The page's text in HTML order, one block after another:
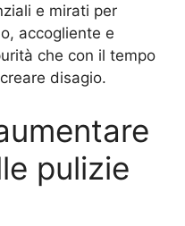
e mirati per
accogliente e
che con il tempo
disagio.
pulizie